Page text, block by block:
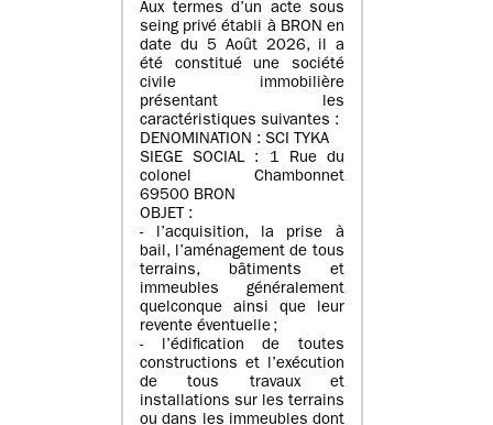
Aux termes d’un acte sous
seing privé établi à BRON en
date du 5 Août 2026, il a
été constitué une société
civile immobilière
présentant les
caractéristiques suivantes :
DENOMINATION : SCI TYKA
SIEGE SOCIAL : 1 Rue du
colonel Chambonnet
69500 BRON
OBJET :
- l’acquisition, la prise à
bail, l’aménagement de tous
terrains, bâtiments et
immeubles généralement
quelconque ainsi que leur
revente éventuelle ;
- l’édification de toutes
constructions et l’exécution
de tous travaux et
installations sur les terrains
ou dans les immeubles dont